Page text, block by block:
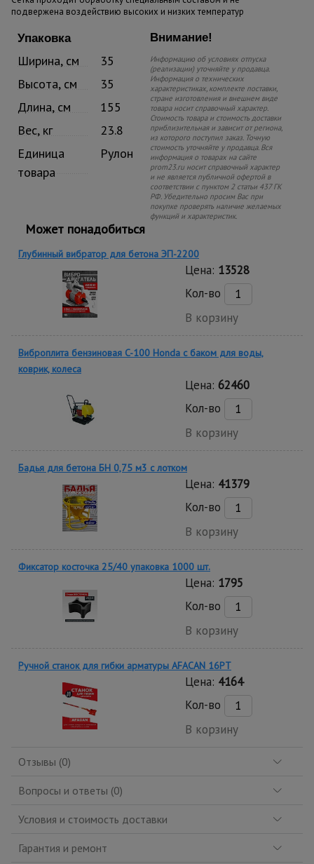
подвержена воздействию высоких и низких температур
Упаковка
Ширина, см
35
Высота, см
35
Длина, см
155
Вес, кг
23.8
Единица
товара
Рулон
Внимание!
Информацию об условиях отпуска
(реализации) уточняйте у продавца.
Информация о технических
характеристиках, комплекте поставки,
стране изготовления и внешнем виде
товара носит справочный характер.
Стоимость товара и стоимость доставки
приблизительная и зависит от региона,
из которого поступил заказ. Точную
стоимость уточняйте у продавца. Вся
информация о товарах на сайте
prom23.ru носит справочный характер
и не является публичной офертой в
соответствии с пунктом 2 статьи 437 ГК
РФ. Убедительно просим Вас при
покупке проверять наличие желаемых
функций и характеристик.
Может понадобиться
Глубинный вибратор для бетона ЭП-2200
Цена: 13528
Кол-во
В корзину
Виброплита бензиновая C-100 Honda с баком для воды,
коврик, колеса
Цена: 62460
Кол-во
В корзину
Бадья для бетона БН 0,75 м3 с лотком
Цена: 41379
Кол-во
В корзину
Фиксатор косточка 25/40 упаковка 1000 шт.
Цена: 1795
Кол-во
В корзину
Ручной станок для гибки арматуры AFACAN 16PT
Цена: 4164
Кол-во
В корзину
Отзывы (0)
Вопросы и ответы (0)
Условия и стоимость доставки
Гарантия и ремонт